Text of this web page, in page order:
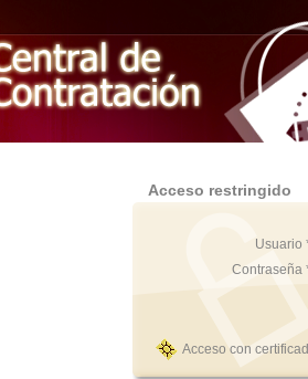
Acceso restringido
Usuario
Contraseña
Acceso con